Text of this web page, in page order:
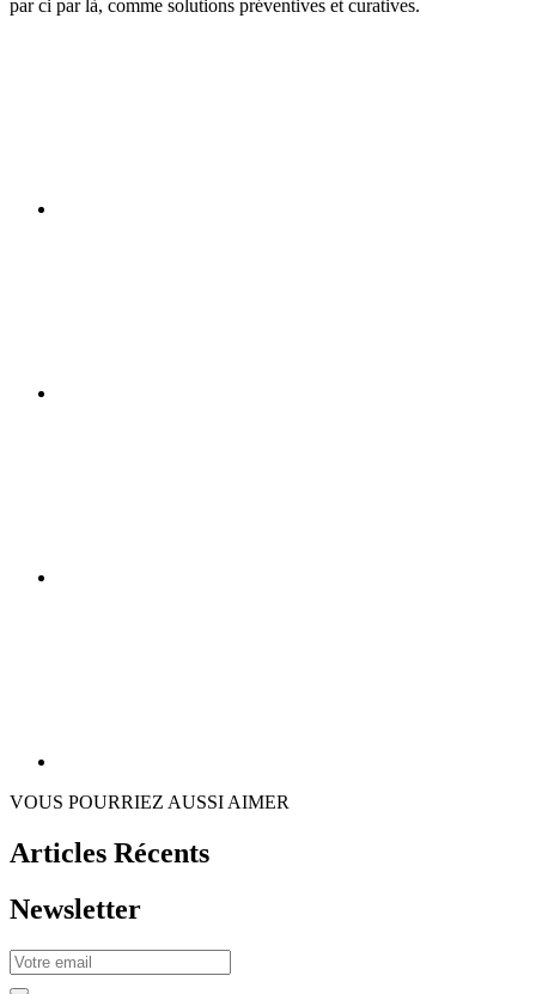
par ci par là, comme solutions préventives et curatives.
VOUS POURRIEZ AUSSI AIMER
Articles Récents
Newsletter